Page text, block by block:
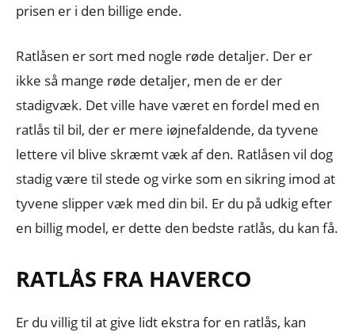
prisen er i den billige ende.
Ratlåsen er sort med nogle røde detaljer. Der er
ikke så mange røde detaljer, men de er der
stadigvæk. Det ville have været en fordel med en
ratlås til bil, der er mere iøjnefaldende, da tyvene
lettere vil blive skræmt væk af den. Ratlåsen vil dog
stadig være til stede og virke som en sikring imod at
tyvene slipper væk med din bil. Er du på udkig efter
en billig model, er dette den bedste ratlås, du kan få.
RATLÅS FRA HAVERCO
Er du villig til at give lidt ekstra for en ratlås, kan